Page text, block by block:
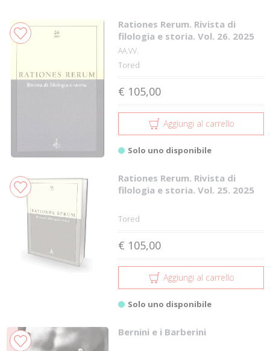
Rationes Rerum. Rivista di
filologia e storia. Vol. 26. 2025
AA.VV.
Tored
€ 105,00
Aggiungi al carrello
Solo uno disponibile
Rationes Rerum. Rivista di
filologia e storia. Vol. 25. 2025
Tored
€ 105,00
Aggiungi al carrello
Solo uno disponibile
Bernini e i Barberini